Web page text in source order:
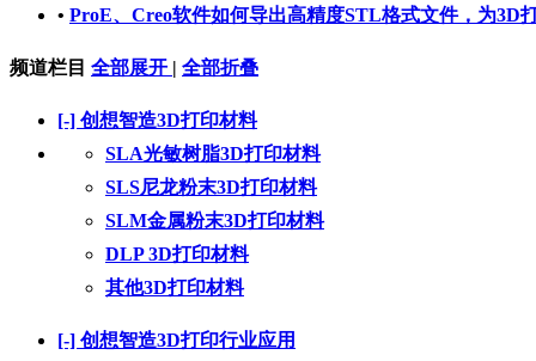
• ProE、Creo软件如何导出高精度STL格式文件，为3D
频道栏目 全部展开 | 全部折叠
[-] 创想智造3D打印材料
SLA光敏树脂3D打印材料
SLS尼龙粉末3D打印材料
SLM金属粉末3D打印材料
DLP 3D打印材料
其他3D打印材料
[-] 创想智造3D打印行业应用